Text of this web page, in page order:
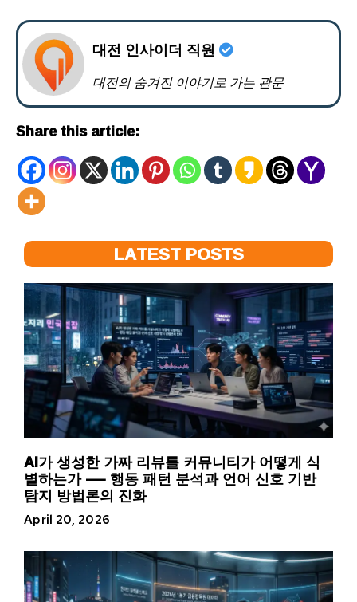
대전 인사이더 직원
대전의 숨겨진 이야기로 가는 관문
Share this article:
LATEST POSTS
AI가 생성한 가짜 리뷰를 커뮤니티가 어떻게 식
별하는가 — 행동 패턴 분석과 언어 신호 기반
탐지 방법론의 진화
April 20, 2026